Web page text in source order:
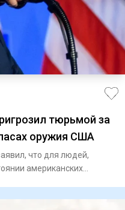
тюрьмой за
оружия США
что для людей,
американских